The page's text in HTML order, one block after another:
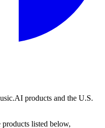
products and the U.S.
products listed below,